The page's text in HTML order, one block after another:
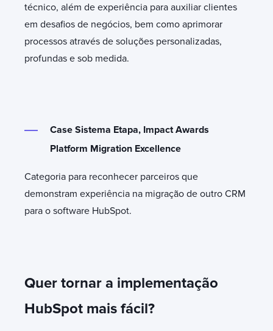
técnico, além de experiência para auxiliar clientes
em desafios de negócios, bem como aprimorar
processos através de soluções personalizadas,
profundas e sob medida.
Case Sistema Etapa, Impact Awards
Platform Migration Excellence
Categoria para reconhecer parceiros que
demonstram experiência na migração de outro CRM
para o software HubSpot.
Quer tornar a implementação
HubSpot mais fácil?